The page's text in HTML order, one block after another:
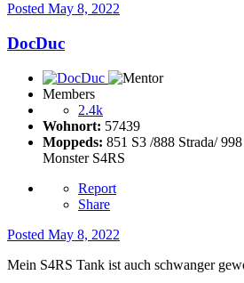
Posted May 8, 2022
DocDuc
Members
2.4k
Wohnort: 57439
Moppeds: 851 S3 /888 Strada/
Monster S4RS
Report
Share
Posted May 8, 2022
Mein S4RS Tank ist auch schwanger